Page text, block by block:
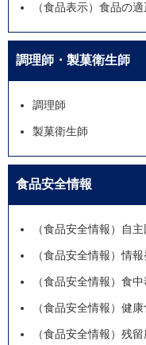
（食品表示）食品の
調理師・製菓衛生師
調理師
製菓衛生師
食品安全情報
（食品安全情報）自
（食品安全情報）情
（食品安全情報）食
（食品安全情報）健
（食品安全情報）残